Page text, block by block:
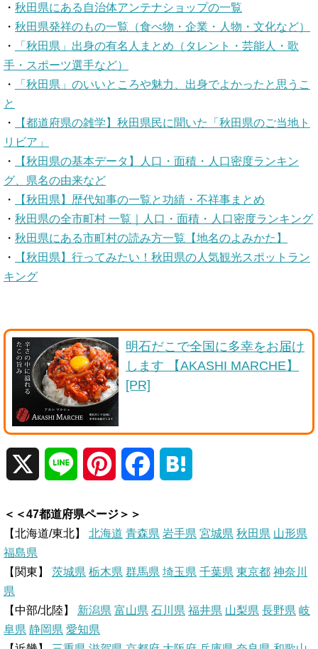
・ 秋田県にある自治体アンテナショップの一覧
・ 秋田県発祥のもの一覧（食べ物・企業・人物・文化など）
・
「秋田県」出身の有名人まとめ（タレント・芸能人・歌
手・スポーツ選手など）
・
「秋田県」のいいところや魅力、出身でよかったと思うこ
と
・
【都道府県の雑学】秋田県民に聞いた「秋田県のご当地ト
リビア」
・
【秋田県の基本データ】人口・面積・人口密度ランキン
グ、県名の由来など
・
【秋田県】歴代知事の一覧と功績・不祥事まとめ
・ 秋田県の全市町村 一覧｜人口・面積・人口密度ランキング
・ 秋田県にある市町村の読み方一覧【地名のよみかた】
・
【秋田県】行ってみたい！秋田県の人気観光スポットラン
キング
明石だこで全国に多幸をお届け
します 【AKASHI MARCHE】
[PR]
n n c t
＜＜47都道府県ページ＞＞
【北海道/東北】 北海道 青森県 岩手県 宮城県 秋田県 山形県
福島県
【関東】 茨城県 栃木県 群馬県 埼玉県 千葉県 東京都 神奈川
県
【中部/北陸】 新潟県 富山県 石川県 福井県 山梨県 長野県 岐
阜県 静岡県 愛知県